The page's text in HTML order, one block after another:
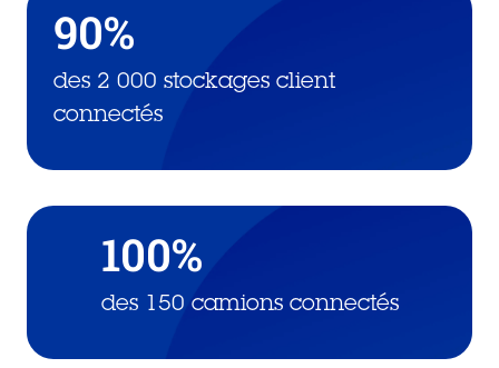
90%
des 2 000 stockages client
connectés
100%
des 150 camions connectés